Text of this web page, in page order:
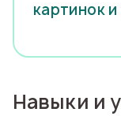
картинок
Навыки и